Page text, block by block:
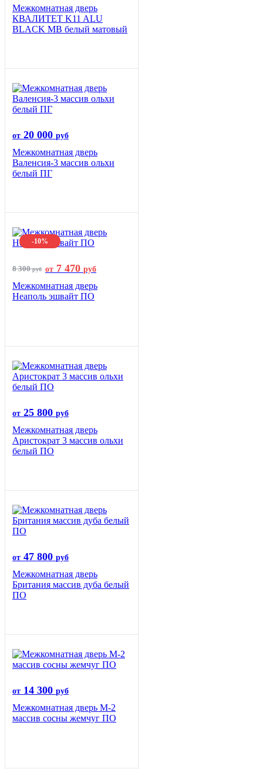
Межкомнатная дверь
КВАЛИТЕТ K11 ALU
BLACK MB белый матовый
от 20 000 руб
Межкомнатная дверь
Валенсия-3 массив ольхи
белый ПГ
-10%
8 300руб от 7 470 руб
Межкомнатная дверь
Неаполь эшвайт ПО
от 25 800 руб
Межкомнатная дверь
Аристократ 3 массив ольхи
белый ПО
от 47 800 руб
Межкомнатная дверь
Британия массив дуба белый
ПО
от 14 300 руб
Межкомнатная дверь М-2
массив сосны жемчуг ПО